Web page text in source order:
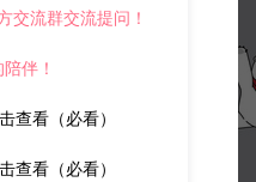
交流群交流提问！
伴！
查看（必看）
查看（必看）